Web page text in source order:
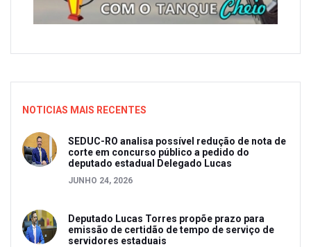
NOTICIAS MAIS RECENTES
SEDUC-RO analisa possível redução de nota de
corte em concurso público a pedido do
deputado estadual Delegado Lucas
JUNHO 24, 2026
Deputado Lucas Torres propõe prazo para
emissão de certidão de tempo de serviço de
servidores estaduais